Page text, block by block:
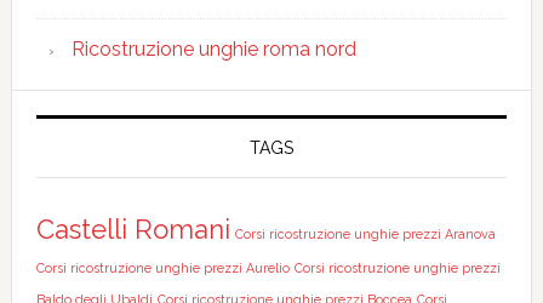
Ricostruzione unghie roma nord
TAGS
Castelli Romani Corsi ricostruzione unghie prezzi Aranova
Corsi ricostruzione unghie prezzi Aurelio Corsi ricostruzione unghie prezzi
Baldo degli Ubaldi Corsi ricostruzione unghie prezzi Boccea Corsi